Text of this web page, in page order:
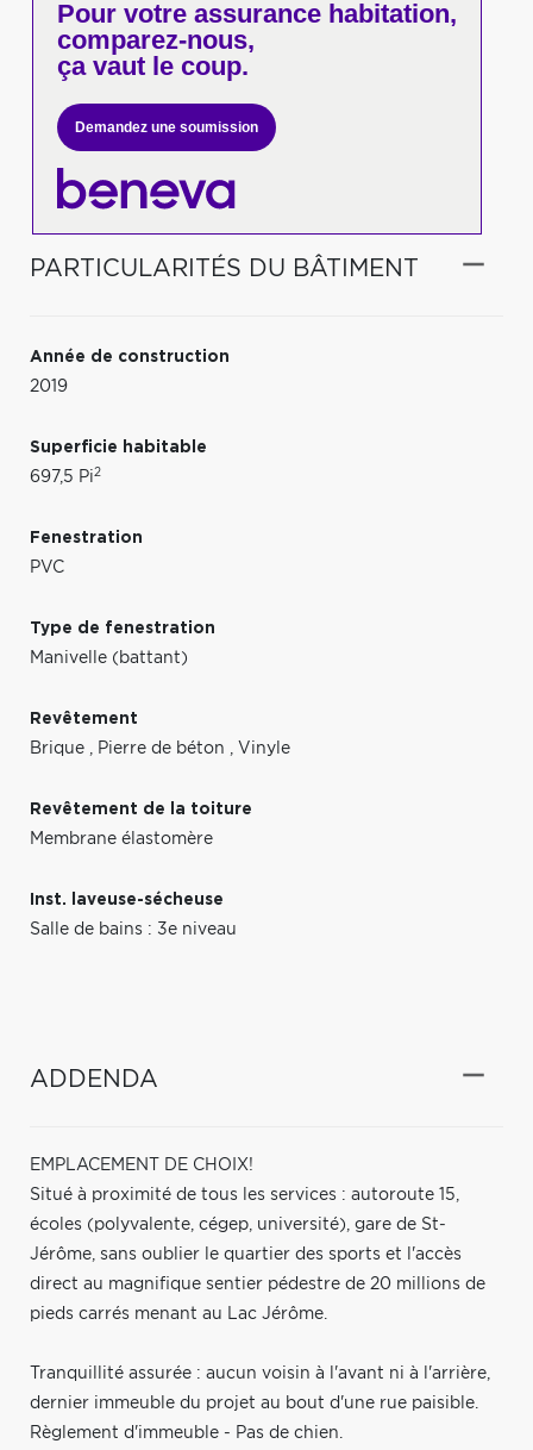
Pour votreassurance habitation,
comparez-nous,
ça vaut le coup.
Demandez une soumission
PARTICULARITÉS DU BÂTIMENT
Année de construction
2019
Superficie habitable
697,5 Pi2
Fenestration
PVC
Type de fenestration
Manivelle (battant)
Revêtement
Brique , Pierre de béton , Vinyle
Revêtement de la toiture
Membrane élastomère
Inst. laveuse-sécheuse
Salle de bains : 3e niveau
ADDENDA
EMPLACEMENT DE CHOIX!
Situé à proximité de tous les services : autoroute 15,
écoles (polyvalente, cégep, université), gare de St-
Jérôme, sans oublier le quartier des sports et l'accès
direct au magnifique sentier pédestre de 20 millions de
pieds carrés menant au Lac Jérôme.
Tranquillité assurée : aucun voisin à l'avant ni à l'arrière,
dernier immeuble du projet au bout d'une rue paisible.
Règlement d'immeuble - Pas de chien.